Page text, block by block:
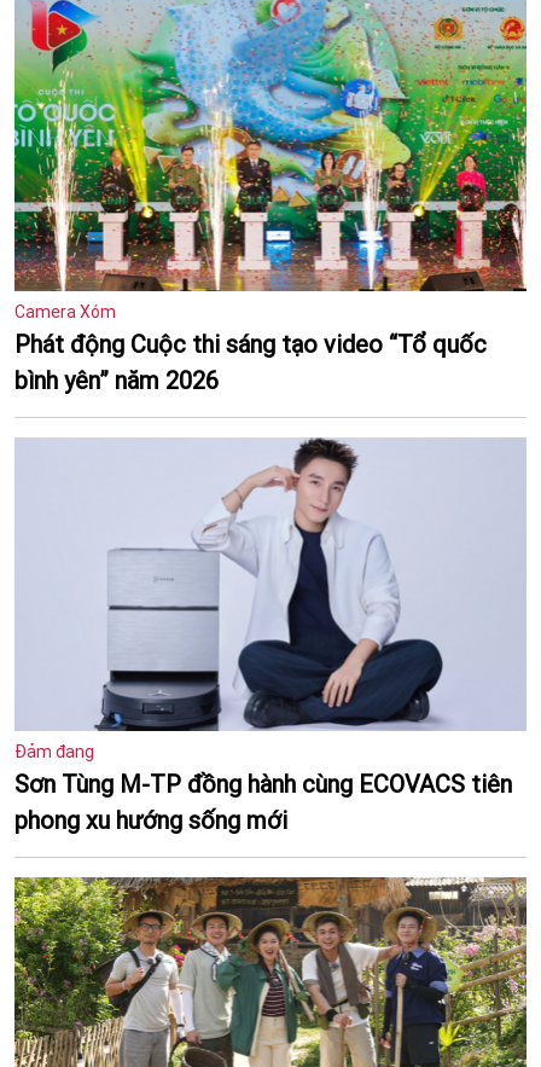
Camera Xóm
Phát động Cuộc thi sáng tạo video “Tổ quốc
bình yên” năm 2026
Đảm đang
Sơn Tùng M-TP đồng hành cùng ECOVACS tiên
phong xu hướng sống mới